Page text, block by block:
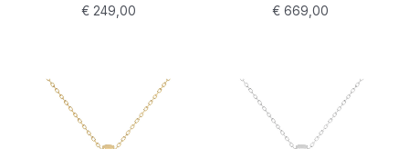
€249,00 € 669,00